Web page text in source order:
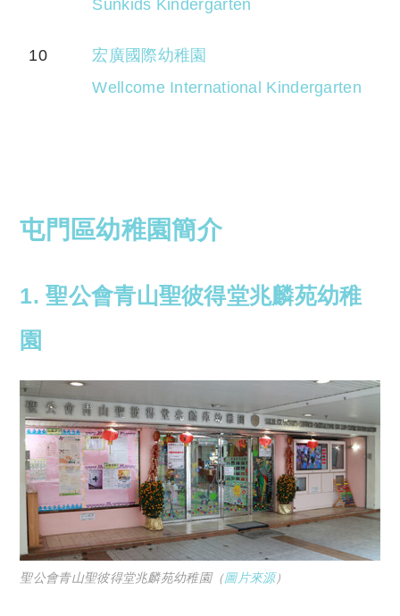
Sunkids Kindergarten
10
宏廣國際幼稚園
Wellcome International Kindergarten
屯門區幼稚園簡介
1. 聖公會青山聖彼得堂兆麟苑幼稚
園
聖公會青山聖彼得堂兆麟苑幼稚園（圖片來源）